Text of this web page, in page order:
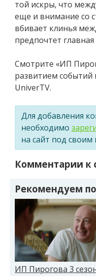
той искры, что
еще и внимание со
вбивает клинья
предпочтет главная
Смотрите «ИП
развитием событий
UniverTV.
Для добавления
необходимо
на сайт под
Комментарии к
Рекомендуем
ИП Пирогова 3